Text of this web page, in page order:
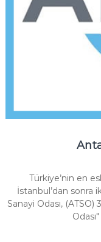
Türkiye’nin en
İstanbul’dan sonra
Sanayi Odası,